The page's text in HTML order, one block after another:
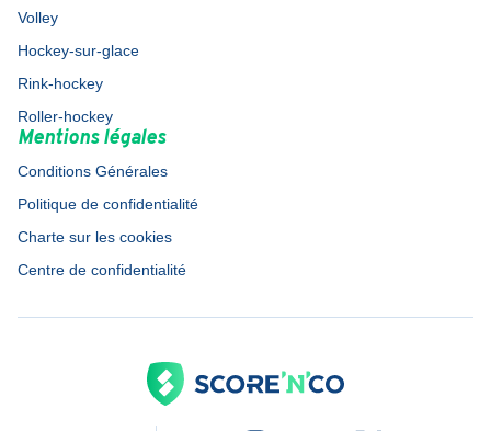
Volley
Hockey-sur-glace
Rink-hockey
Roller-hockey
Mentions légales
Conditions Générales
Politique de confidentialité
Charte sur les cookies
Centre de confidentialité